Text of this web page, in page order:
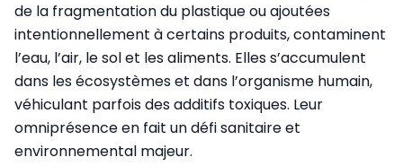
de la fragmentation du plastique ou ajoutées
intentionnellement à certains produits, contaminent
l’eau, l’air, le sol et les aliments. Elles s’accumulent
dans les écosystèmes et dans l’organisme humain,
véhiculant parfois des additifs toxiques. Leur
omniprésence en fait un défi sanitaire et
environnemental majeur.